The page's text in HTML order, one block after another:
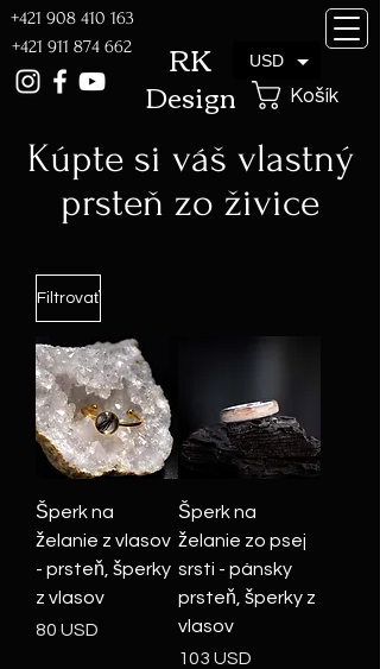
Design
RK
+421 908 410 163
Košík
+421 911 874 662
Kúpte si váš vlastný
prsteň zo živice
Filtrovať
Šperk na
želanie z vlasov
- prsteň, šperky
z vlasov
Cena
80 USD
Šperk na
želanie zo psej
srsti - pánsky
prsteň, šperky z
vlasov
Cena
103 USD
USD